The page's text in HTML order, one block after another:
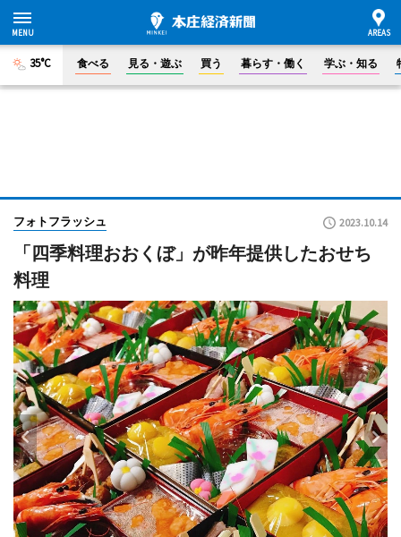
35°C 食べる 見る・遊ぶ 買う 暮らす・働く 学ぶ・知る
フォトフラッシュ 2023.10.14
「四季料理おおくぼ」が昨年提供したおせち
料理